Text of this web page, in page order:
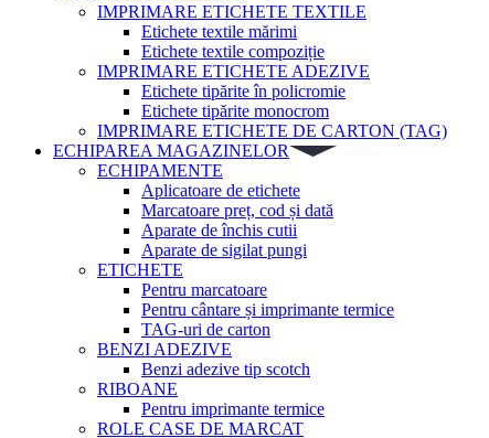
IMPRIMARE ETICHETE TEXTILE
Etichete textile mărimi
Etichete textile compoziție
IMPRIMARE ETICHETE ADEZIVE
Etichete tipărite în policromie
Etichete tipărite monocrom
IMPRIMARE ETICHETE DE CARTON (TAG)
ECHIPAREA MAGAZINELOR
ECHIPAMENTE
Aplicatoare de etichete
Marcatoare preț, cod și dată
Aparate de închis cutii
Aparate de sigilat pungi
ETICHETE
Pentru marcatoare
Pentru cântare și imprimante termice
TAG-uri de carton
BENZI ADEZIVE
Benzi adezive tip scotch
RIBOANE
Pentru imprimante termice
ROLE CASE DE MARCAT